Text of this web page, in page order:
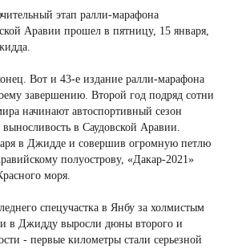
этап ралли-марафона
Аравии прошел в пятницу, 15 января,
Вот и 43-е издание ралли-марафона
завершению. Второй год подряд сотни
начинают автоспортивный сезон
в Саудовской Аравии.
в Джидде и совершив огромную петлю
полуострову, «Дакар-2021»
моря.
спецучастка в Янбу за холмистым
в Джидду выросли дюны второго и
- первые километры стали серьезной